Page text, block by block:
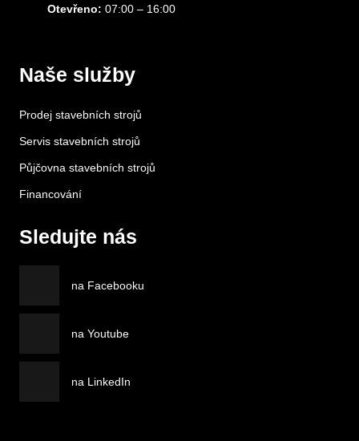
Otevřeno: 07:00 – 16:00
Naše služby
Prodej stavebních strojů
Servis stavebních strojů
Půjčovna stavebních strojů
Financování
Sledujte nás
na Facebooku
na Youtube
na LinkedIn